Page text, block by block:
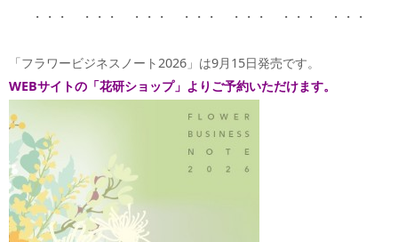
・・・ ・・・ ・・・ ・・・ ・・・ ・・・ ・・・
「フラワービジネスノート2026」は9月15日発売です。
WEBサイトの「花研ショップ」よりご予約いただけます。